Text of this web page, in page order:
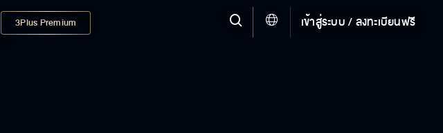
3Plus Premium เข้าสู่ระบบ / ลงทะเบียนฟรี